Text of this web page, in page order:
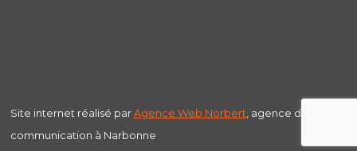
Site internet réalisé par Agence Web Norbert, agence de
communication à Narbonne